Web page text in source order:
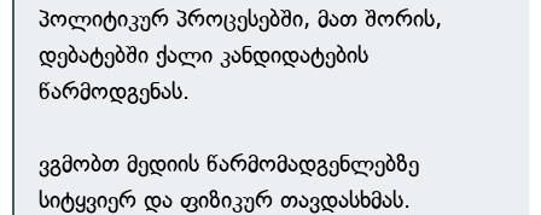
პოლიტიკურ პროცესებში, მათ შორის,
დებატებში ქალი კანდიდატების
წარმოდგენას.
ვგმობთ მედიის წარმომადგენლებზე
სიტყვიერ და ფიზიკურ თავდასხმას.